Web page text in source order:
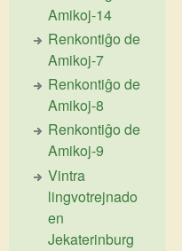
Amikoj-14
Renkontiĝo de
Amikoj-7
Renkontiĝo de
Amikoj-8
Renkontiĝo de
Amikoj-9
Vintra
lingvotrejnado
en
Jekaterinburg